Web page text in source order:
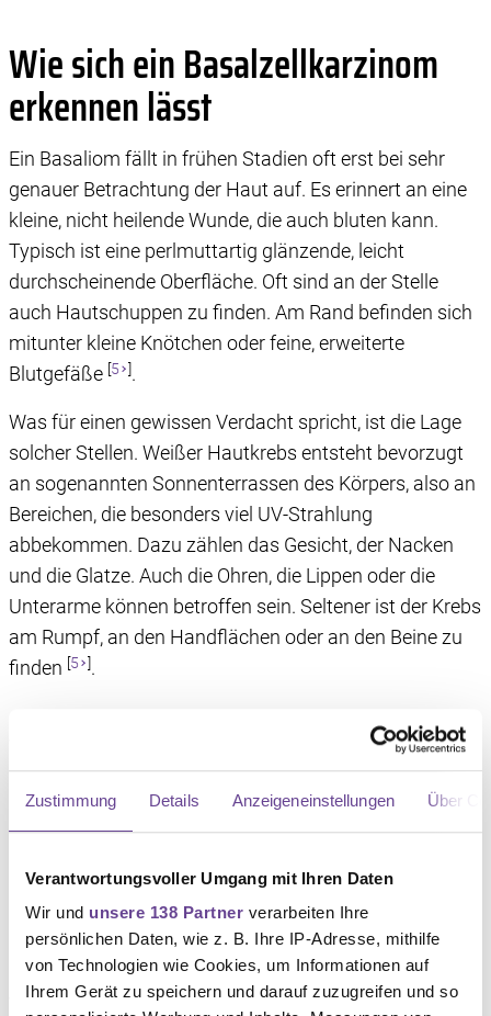
Zustimmung Details Anzeigeneinstellungen Über
Verantwortungsvoller Umgang mit Ihren Daten
Wir und unsere 138 Partner verarbeiten Ihre
persönlichen Daten, wie z. B. Ihre IP-Adresse, mithilfe
von Technologien wie Cookies, um Informationen auf
Ihrem Gerät zu speichern und darauf zuzugreifen und so
Wie sich ein Basalzellkarzinom
erkennen lässt
Ein Basaliom fällt in frühen Stadien oft erst bei sehr
genauer Betrachtung der Haut auf. Es erinnert an eine
kleine, nicht heilende Wunde, die auch bluten kann.
Typisch ist eine perlmuttartig glänzende, leicht
durchscheinende Oberfläche. Oft sind an der Stelle
auch Hautschuppen zu finden. Am Rand befinden sich
mitunter kleine Knötchen oder feine, erweiterte
Blutgefäße [5 ].
Was für einen gewissen Verdacht spricht, ist die Lage
solcher Stellen. Weißer Hautkrebs entsteht bevorzugt
an sogenannten Sonnenterrassen des Körpers, also an
Bereichen, die besonders viel UV-Strahlung
abbekommen. Dazu zählen das Gesicht, der Nacken
und die Glatze. Auch die Ohren, die Lippen oder die
Unterarme können betroffen sein. Seltener ist der Krebs
am Rumpf, an den Handflächen oder an den Beine zu
finden [5 ].
Wie ein Plattenepithelkarzinom
aussieht
Basalzellkarzinomen unterscheiden. Das
Plattenepithelkarzinom erscheint oft als raue,
schuppige oder verhornte Hautstelle, die gerötet sein
kann. Manche Stellen können auch etwas dunkler
verfärbt oder verkrustet sein 5 ].